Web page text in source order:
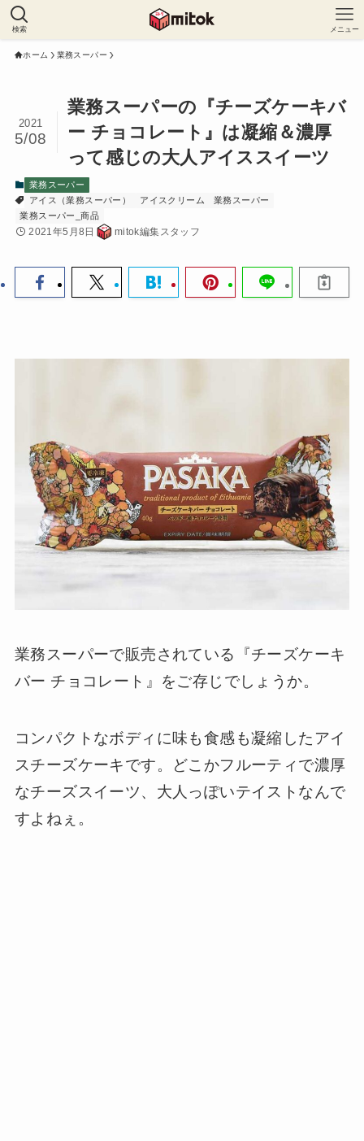
検索 メニュー
ホーム 業務スーパー
業務スーパーの『チーズケーキバ
ー チョコレート』は凝縮＆濃厚
って感じの大人アイススイーツ
2021
5/08
業務スーパー
アイス（業務スーパー）
アイスクリーム
業務スーパー
業務スーパー_商品
2021年5月8日 mitok編集スタッフ
業務スーパーで販売されている『チーズケーキ
バー チョコレート』をご存じでしょうか。
コンパクトなボディに味も食感も凝縮したアイ
スチーズケーキです。どこかフルーティで濃厚
なチーズスイーツ、大人っぽいテイストなんで
すよねぇ。